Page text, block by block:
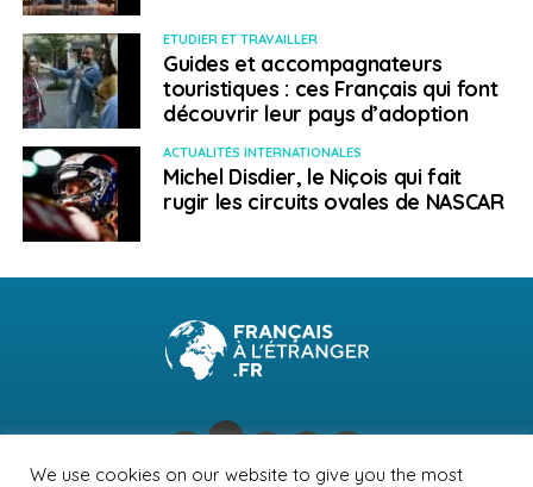
ETUDIER ET TRAVAILLER
Guides et accompagnateurs
touristiques : ces Français qui font
découvrir leur pays d’adoption
ACTUALITÉS INTERNATIONALES
Michel Disdier, le Niçois qui fait
rugir les circuits ovales de NASCAR
We use cookies on our website to give you the most